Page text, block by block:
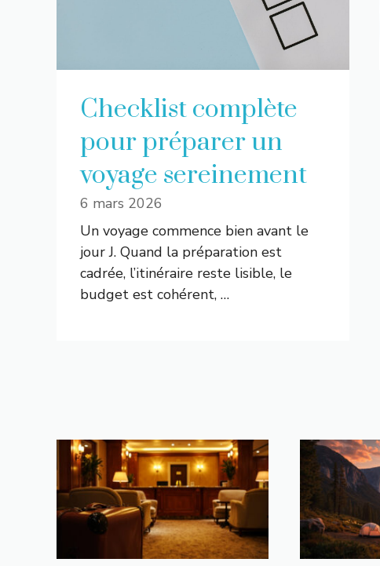
Checklist complète
pour préparer un
voyage sereinement
6 mars 2026
Un voyage commence bien avant le
jour J. Quand la préparation est
cadrée, l’itinéraire reste lisible, le
budget est cohérent, …